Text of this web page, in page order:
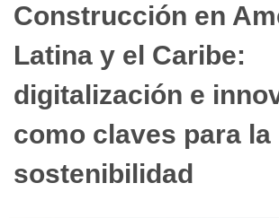
Construcción en
Latina y el Caribe:
digitalización e
como claves para la
sostenibilidad